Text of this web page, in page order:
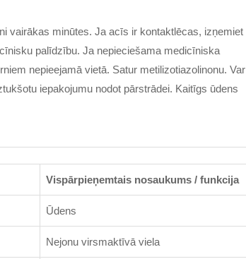
vairākas minūtes. Ja acīs ir kontaktlēcas, izņemiet
palīdzību. Ja nepieciešama medicīniska
nepieejamā vietā. Satur metilizotiazolinonu. Var
iepakojumu nodot pārstrādei. Kaitīgs ūdens
Vispārpieņemtais nosaukums / funkcija
Ūdens
Nejonu virsmaktīvā viela